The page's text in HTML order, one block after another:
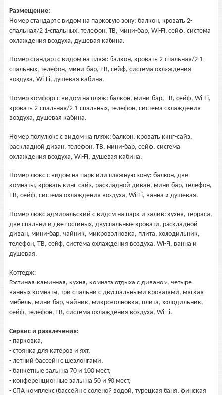
Размещение:
Номер стандарт с видом на парковую зону: балкон, кровать 2-
спальная/2 1-спальных, телефон, ТВ, мини-бар, Wi-Fi, сейф, система
охлаждения воздуха, душевая кабина.
Номер стандарт с видом на пляж: балкон, кровать 2-спальная/2 1-
спальных, телефон, мини-бар, ТВ, сейф, система охлаждения
воздуха, Wi-Fi, душевая кабина.
Номер комфорт с видом на пляж: балкон, мини-бар, ТВ, сейф, Wi-Fi,
кровать 2-спальная/2 1-спальных, телефон, система охлаждения
воздуха, душевая кабина.
Номер полулюкс с видом на пляж: балкон, кровать кинг-сайз,
раскладной диван, телефон, ТВ, мини-бар, сейф, система
охлаждения воздуха, Wi-Fi, душевая кабина.
Номер люкс с видом на парк или пляжную зону: балкон, две
комнаты, кровать кинг-сайз, раскладной диван, мини-бар, телефон,
ТВ, сейф, система охлаждения воздуха, Wi-Fi, ванна и душевая.
Номер люкс адмиральский с видом на парк и залив: кухня, терраса,
две спальни и две гостиных, двуспальные кровати, раскладной
диван, мини-бар, чайник, микроволновка, плита, холодильник,
телефон, ТВ, сейф, система охлаждения воздуха, Wi-Fi, ванна и
душевая.
Коттедж.
Гостиная-каминная, кухня, комната отдыха с диваном, четыре
ванных комнаты, три спальни с двуспальными кроватями, мягкая
мебель, мини-бар, чайник, микроволновка, плита, холодильник,
сейф, телефон, ТВ, система охлаждения воздуха, Wi-Fi.
Сервис и развлечения:
- парковка,
- стоянка для катеров и яхт,
- летний бассейн с шезлонгами,
- банкетные залы на 70 и 100 мест,
- конференционные залы на 50 и 90 мест,
- СПА комплекс (бассейн с соленой водой, турецкая баня, финская